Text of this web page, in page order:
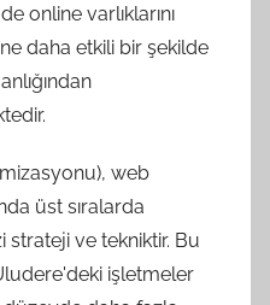
online varlıklarını
daha etkili bir şekilde
web
üst sıralarda
strateji ve tekniktir. Bu
işletmeler